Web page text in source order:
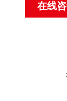
在线